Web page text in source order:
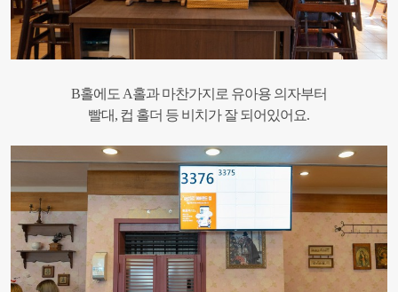
B홀에도 A홀과 마찬가지로 유아용 의자부터
빨대, 컵 홀더 등 비치가 잘 되어있어요.